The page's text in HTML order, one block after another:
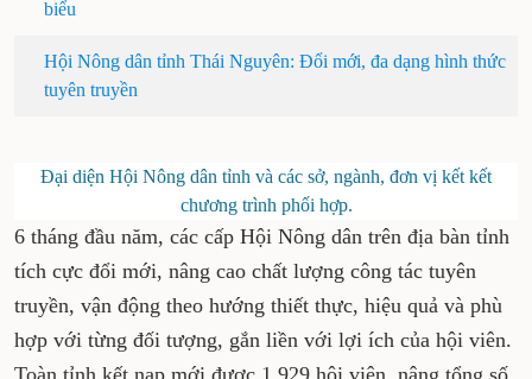
biểu
Hội Nông dân tỉnh Thái Nguyên: Đổi mới, đa dạng hình thức
tuyên truyền
Đại diện Hội Nông dân tỉnh và các sở, ngành, đơn vị kết kết
chương trình phối hợp.
6 tháng đầu năm, các cấp Hội Nông dân trên địa bàn tỉnh
tích cực đổi mới, nâng cao chất lượng công tác tuyên
truyền, vận động theo hướng thiết thực, hiệu quả và phù
hợp với từng đối tượng, gắn liền với lợi ích của hội viên.
Toàn tỉnh kết nạp mới được 1.929 hội viên, nâng tổng số